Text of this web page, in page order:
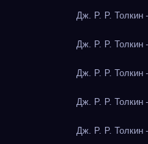
Дж. Р. Р. Толкин
Дж. Р. Р. Толкин
Дж. Р. Р. Толкин
Дж. Р. Р. Толкин
Дж. Р. Р. Толкин